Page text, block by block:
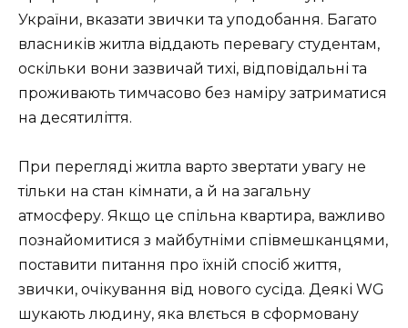
України, вказати звички та уподобання. Багато
власників житла віддають перевагу студентам,
оскільки вони зазвичай тихі, відповідальні та
проживають тимчасово без наміру затриматися
на десятиліття.
При перегляді житла варто звертати увагу не
тільки на стан кімнати, а й на загальну
атмосферу. Якщо це спільна квартира, важливо
познайомитися з майбутніми співмешканцями,
поставити питання про їхній спосіб життя,
звички, очікування від нового сусіда. Деякі WG
шукають людину, яка влється в сформовану